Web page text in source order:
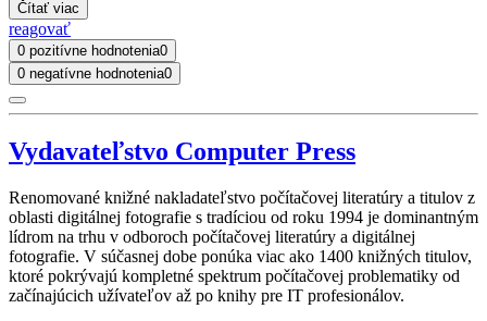
Čítať viac
reagovať
0 pozitívne hodnotenia0
0 negatívne hodnotenia0
Vydavateľstvo Computer Press
Renomované knižné nakladateľstvo počítačovej literatúry a titulov z
oblasti digitálnej fotografie s tradíciou od roku 1994 je dominantným
lídrom na trhu v odboroch počítačovej literatúry a digitálnej
fotografie. V súčasnej dobe ponúka viac ako 1400 knižných titulov,
ktoré pokrývajú kompletné spektrum počítačovej problematiky od
začínajúcich užívateľov až po knihy pre IT profesionálov.